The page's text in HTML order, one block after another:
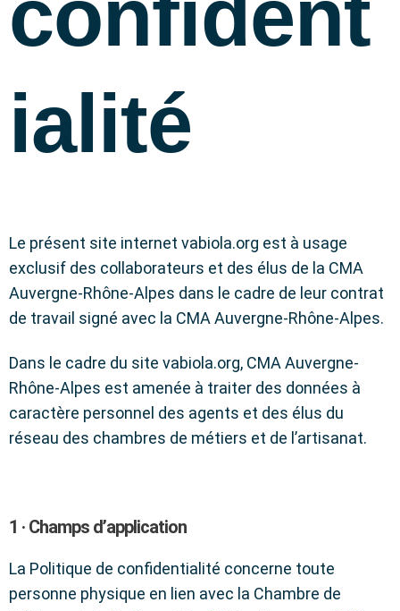
ialité
Le présent site internet vabiola.org est à usage
exclusif des collaborateurs et des élus de la CMA
Auvergne-Rhône-Alpes dans le cadre de leur contrat
de travail signé avec la CMA Auvergne-Rhône-Alpes.
Dans le cadre du site vabiola.org, CMA Auvergne-
Rhône-Alpes est amenée à traiter des données à
caractère personnel des agents et des élus du
réseau des chambres de métiers et de l’artisanat.
1 · Champs d’application
La Politique de confidentialité concerne toute
personne physique en lien avec la Chambre de